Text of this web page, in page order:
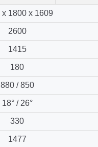
1800 х 1609
2600
1415
180
880 / 850
18° / 26°
330
1477